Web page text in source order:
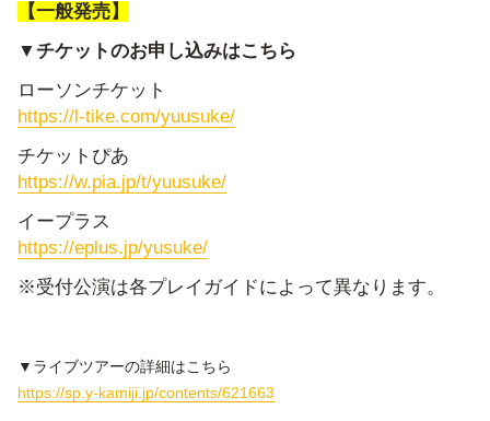
【一般発売】
▼チケットのお申し込みはこちら
ローソンチケット
https://l-tike.com/yuusuke/
チケットぴあ
https://w.pia.jp/t/yuusuke/
イープラス
https://eplus.jp/yusuke/
※受付公演は各プレイガイドによって異なります。
▼ライブツアーの詳細はこちら
https://sp.y-kamiji.jp/contents/621663